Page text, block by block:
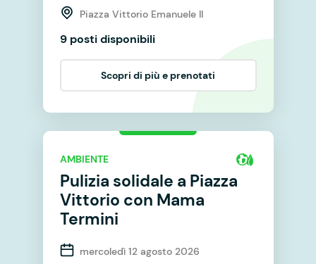
Piazza Vittorio Emanuele II
9 posti disponibili
Scopri di più e prenotati
AMBIENTE
Pulizia solidale a Piazza
Vittorio con Mama
Termini
mercoledì 12 agosto 2026